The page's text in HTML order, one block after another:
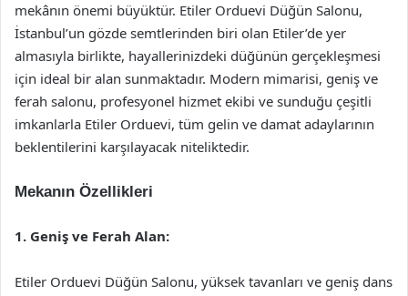
mekânın önemi büyüktür. Etiler Orduevi Düğün Salonu,
İstanbul’un gözde semtlerinden biri olan Etiler’de yer
almasıyla birlikte, hayallerinizdeki düğünün gerçekleşmesi
için ideal bir alan sunmaktadır. Modern mimarisi, geniş ve
ferah salonu, profesyonel hizmet ekibi ve sunduğu çeşitli
imkanlarla Etiler Orduevi, tüm gelin ve damat adaylarının
beklentilerini karşılayacak niteliktedir.
Mekanın Özellikleri
1. Geniş ve Ferah Alan:
Etiler Orduevi Düğün Salonu, yüksek tavanları ve geniş dans